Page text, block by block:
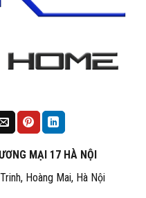
MẠI 17 HÀ NỘI
Hoàng Mai, Hà Nội